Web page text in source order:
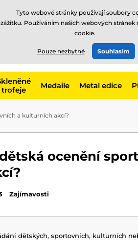
775 400
Zavolejte
trofeje
Medaile Metal edice
a kulturních akcí?
ocenění
Zajímavosti
dětských, sportovních, kulturních
Tyto webové stránky používají soubory
Používáním našich webových
cookie.
Pouze nezbytné Souhlasím